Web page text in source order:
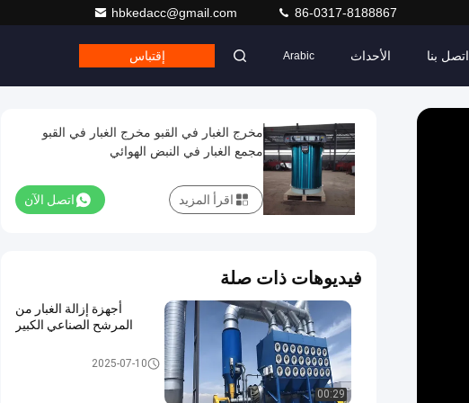
hbkedacc@gmail.com 86-0317-8188867
اتصل بنا الأحداث Arabic إقتباس
مخرج الغبار في القبو مخرج الغبار في القبو
مجمع الغبار في النبض الهوائي
اتصل الآن اقرأ المزيد
فيديوهات ذات صلة
00:29
أجهزة إزالة الغبار من
المرشح الصناعي الكبير
جامع الغبار مرشح خرطوشة
2025-07-10